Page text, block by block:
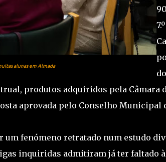
alunas em Almada
produtos adquiridos pela Câmara
aprovada pelo Conselho Municipal
um fenómeno retratado num estudo
inquiridas admitiram já ter faltado